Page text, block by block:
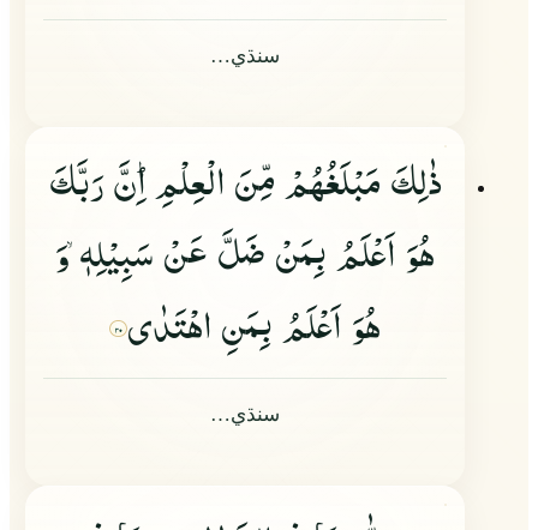
سنڌي…
ذٰلِكَ مَبْلَغُهُمْ مِّنَ الْعِلْمِ١ؕ اِنَّ رَبَّكَ
هُوَ اَعْلَمُ بِمَنْ ضَلَّ عَنْ سَبِیْلِهٖوَ
هُوَ اَعْلَمُ بِمَنِ اهْتَدٰى ۳۰
سنڌي…